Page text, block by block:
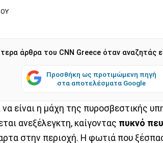
άρθρα του CNN Greece όταν αναζητάς
Προσθήκη ως προτιμώμενη πηγή
στα αποτελέσματα Google
είναι η μάχη της πυροσβεστικής
ανεξέλεγκτη, καίγοντας πυκνό
στην περιοχή. Η φωτιά που